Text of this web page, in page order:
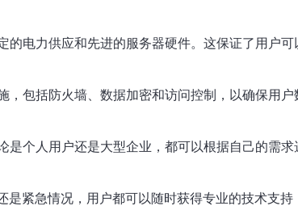
电力供应和先进的服务器硬件。这保证了用户可
包括防火墙、数据加密和访问控制，以确保用户
个人用户还是大型企业，都可以根据自己的需求
紧急情况，用户都可以随时获得专业的技术支持